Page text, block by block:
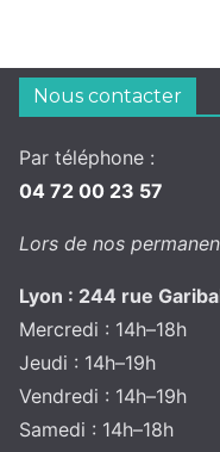
Nous contacter
Par téléphone :
04 72 00 23 57
Lors de nos
Lyon : 244 rue
Mercredi : 14h–18h
Jeudi : 14h–19h
Vendredi : 14h–19h
Samedi : 14h–18h